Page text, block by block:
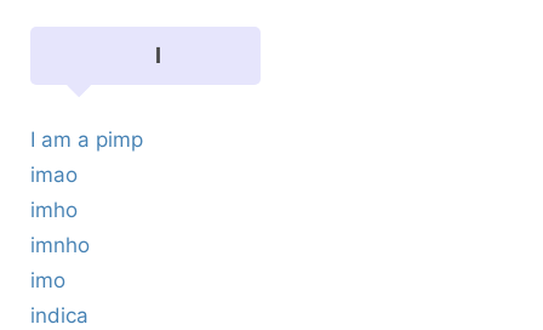
I
I am a pimp
imao
imho
imnho
imo
indica